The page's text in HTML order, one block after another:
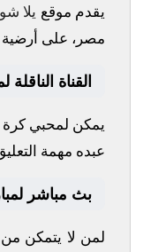
يقدم موقع يلا
مصر، على
القناة
يمكن لمحبي كرة
عبده مهمة
بث مباشر
لمن لا يتمكن من